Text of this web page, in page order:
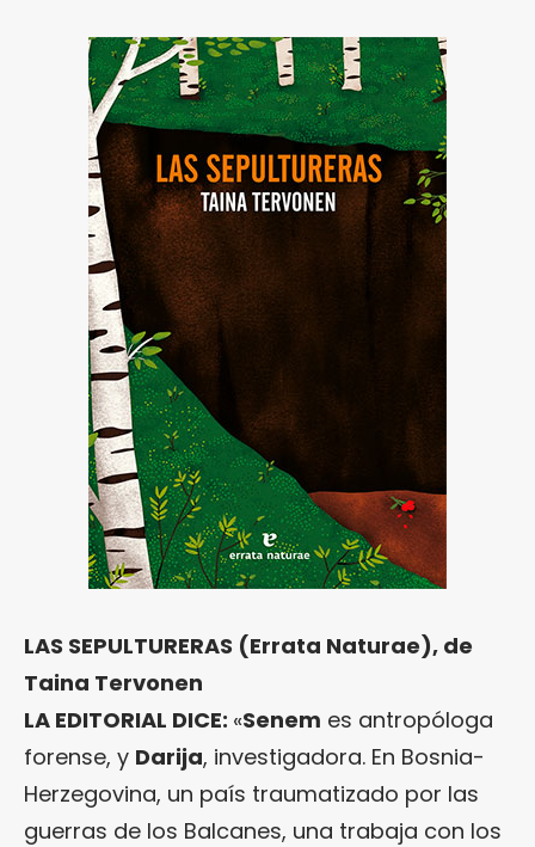
LAS SEPULTURERAS (Errata Naturae), de
Taina Tervonen
LA EDITORIAL DICE: «Senem es antropóloga
forense, y Darija, investigadora. En Bosnia-
Herzegovina, un país traumatizado por las
guerras de los Balcanes, una trabaja con los